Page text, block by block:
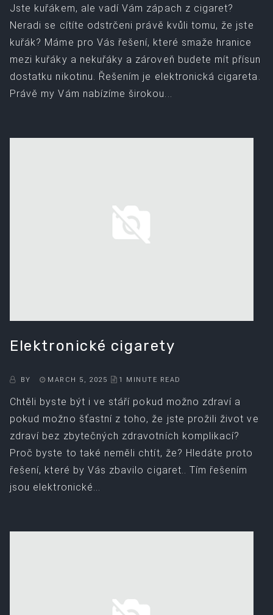
Jste kuřákem, ale vadí Vám zápach z cigaret?
Neradi se cítíte odstrčeni právě kvůli tomu, že jste
kuřák? Máme pro Vás řešení, které smaže hranice
mezi kuřáky a nekuřáky a zároveň budete mít přísun
dostatku nikotinu. Řešením je elektronická cigareta.
Právě my Vám nabízíme širokou...
Elektronické cigarety
BY MARCH 5, 2025 1 MINUTE READ
Chtěli byste být i ve stáří pokud možno zdraví a
pokud možno šťastní z toho, že jste prožili život ve
zdraví bez zbytečných zdravotních komplikací?
Proč byste to také neměli chtít, že? Hledáte proto
řešení, které by Vás zbavilo cigaret.. Tím řešením
jsou elektronické...